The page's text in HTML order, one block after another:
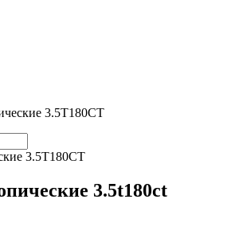
3.5T180CT
3.5t180ct